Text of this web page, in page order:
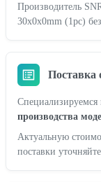
Производитель
30x0x0mm (1pc)
Поставка
Специализируемся
производства
Актуальную
поставки